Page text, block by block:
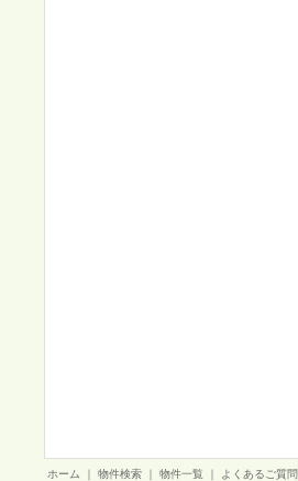
ホーム 物件検索 物件一覧 よくあるご質問